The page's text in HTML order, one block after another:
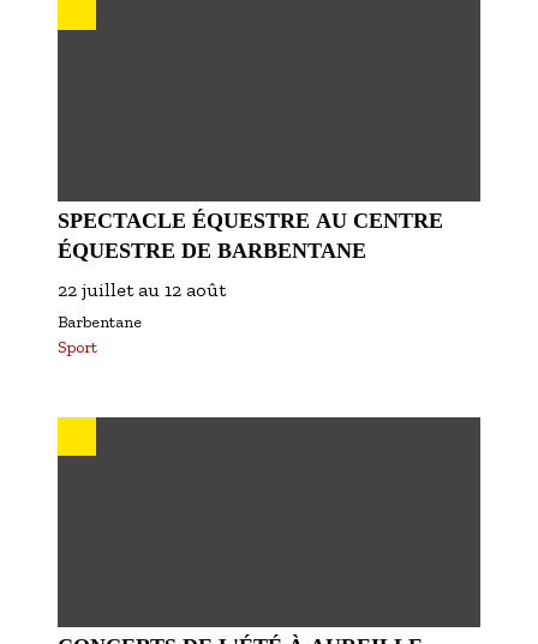
SPECTACLE ÉQUESTRE AU CENTRE
ÉQUESTRE DE BARBENTANE
22 juillet au 12 août
Barbentane
Sport